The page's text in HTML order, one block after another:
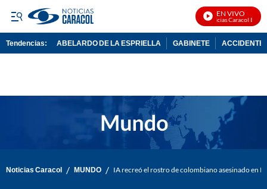
EN VIVO
Noticias Caracol En Vivo
Tendencias: ABELARDO DE LA ESPRIELLA GABINETE ACCIDENTE
Noticias Caracol / MUNDO / IA recreó el rostro de colombiano asesinado en